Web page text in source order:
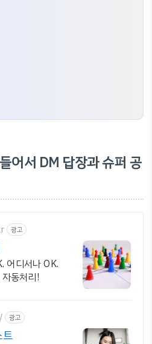
어서 DM 답장과 슈퍼 공
광고
어디서나 OK.
동처리!
광고